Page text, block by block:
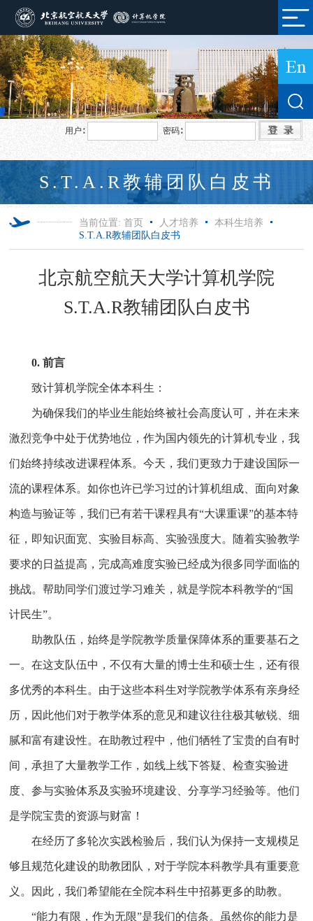
用户∶ 密码∶
S.T.A.R教辅团队白皮书
当前位置:首页 人才培养
本科生培养
S.T.A.R教辅团队白皮书
北京航空航天大学计算机学院
S.T.A.R教辅团队白皮书
0. 前言
致计算机学院全体本科生：
为确保我们的毕业生能始终被社会高度认可，并在未来
激烈竞争中处于优势地位，作为国内领先的计算机专业，我
们始终持续改进课程体系。今天，我们更致力于建设国际一
流的课程体系。如你也许已学习过的计算机组成、面向对象
构造与验证等，我们已有若干课程具有“大课重课”的基本特
征，即知识面宽、实验目标高、实验强度大。随着实验教学
要求的日益提高，完成高难度实验已经成为很多同学面临的
挑战。帮助同学们渡过学习难关，就是学院本科教学的“国
计民生”。
助教队伍，始终是学院教学质量保障体系的重要基石之
一。在这支队伍中，不仅有大量的博士生和硕士生，还有很
多优秀的本科生。由于这些本科生对学院教学体系有亲身经
历，因此他们对于教学体系的意见和建议往往极其敏锐、细
腻和富有建设性。在助教过程中，他们牺牲了宝贵的自有时
间，承担了大量教学工作，如线上线下答疑、检查实验进
度、参与实验体系及实验环境建设、分享学习经验等。他们
是学院宝贵的资源与财富！
在经历了多轮次实践检验后，我们认为保持一支规模足
够且规范化建设的助教团队，对于学院本科教学具有重要意
义。因此，我们希望能在全院本科生中招募更多的助教。
“能力有限，作为无限”是我们的信条。虽然你的能力是